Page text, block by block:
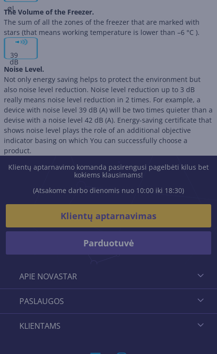
∅L
The Volume of the Freezer.
The sum of all the zones of the freezer that are marked with
stars (that means working temperature is lower than –6 °C ).
39
dB
Noise Level.
Not only energy saving helps to protect the environment but
also noise level reduction. Noise level reduction up to 3 dB
really means noise level reduction in 2 times. For example, a
device with noise level 39 dB (А) will be two times quieter than a
devise with a noise level 42 dB (А). Energy-saving certificate that
shows noise level plays the role of an additional objective
indicator basing on which You can successfully choose a
product.
APIE NOVASTAR
PASLAUGOS
KLIENTAMS
Klientų aptarnavimo komanda pasirengusi pagelbėti kilus bet
kokiems klausimams!
(Atsakome darbo dienomis nuo 10:00 iki 18:30)
Klientų aptarnavimas
Parduotuvė